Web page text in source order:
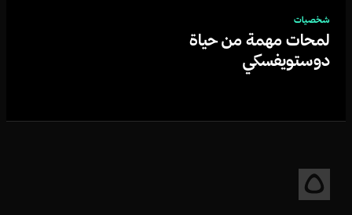
شخصيات
لمحات مهمة من حياة
دوستويفسكي